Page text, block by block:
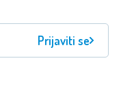
Prijaviti se